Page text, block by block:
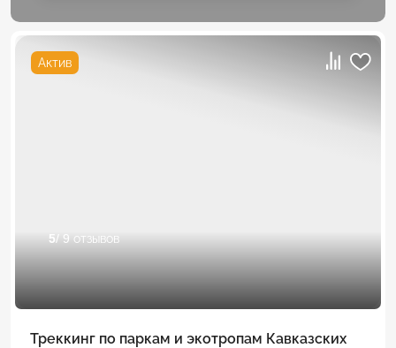
Актив
5/ 9 отзывов
Треккинг по паркам и экотропам Кавказских